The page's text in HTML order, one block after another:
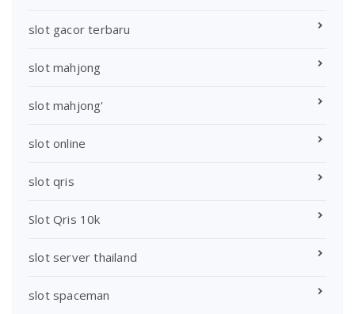
slot gacor terbaru
slot mahjong
slot mahjong'
slot online
slot qris
Slot Qris 10k
slot server thailand
slot spaceman